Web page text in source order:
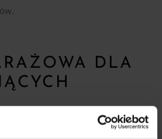
DLA
konstrukcje zachwycają